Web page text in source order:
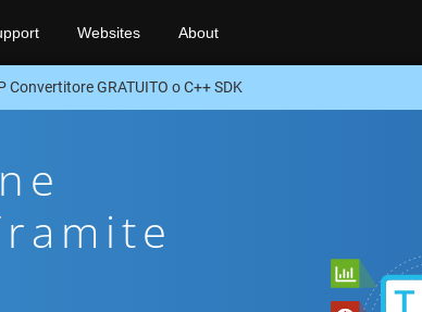
Websites About
Convertitore GRATUITO o C++ SDK